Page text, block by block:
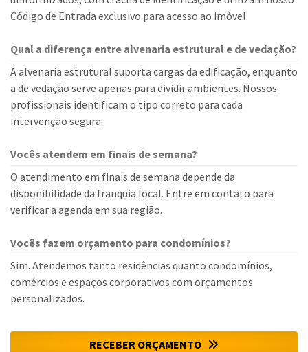
Código de Entrada exclusivo para acesso ao imóvel.
Qual a diferença entre alvenaria estrutural e de vedação?
A alvenaria estrutural suporta cargas da edificação, enquanto
a de vedação serve apenas para dividir ambientes. Nossos
profissionais identificam o tipo correto para cada
intervenção segura.
Vocês atendem em finais de semana?
O atendimento em finais de semana depende da
disponibilidade da franquia local. Entre em contato para
verificar a agenda em sua região.
Vocês fazem orçamento para condomínios?
Sim. Atendemos tanto residências quanto condomínios,
comércios e espaços corporativos com orçamentos
personalizados.
RECEBER ORÇAMENTO